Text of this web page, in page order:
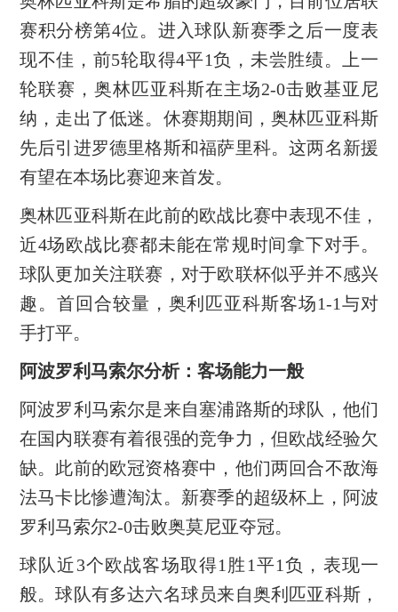
赛积分榜第4位。进入球队新赛季之后一度表
现不佳，前5轮取得4平1负，未尝胜绩。上一
轮联赛，奥林匹亚科斯在主场2-0击败基亚尼
纳，走出了低迷。休赛期期间，奥林匹亚科斯
先后引进罗德里格斯和福萨里科。这两名新援
有望在本场比赛迎来首发。
奥林匹亚科斯在此前的欧战比赛中表现不佳，
近4场欧战比赛都未能在常规时间拿下对手。
球队更加关注联赛，对于欧联杯似乎并不感兴
趣。首回合较量，奥利匹亚科斯客场1-1与对
手打平。
阿波罗利马索尔分析：客场能力一般
阿波罗利马索尔是来自塞浦路斯的球队，他们
在国内联赛有着很强的竞争力，但欧战经验欠
缺。此前的欧冠资格赛中，他们两回合不敌海
法马卡比惨遭淘汰。新赛季的超级杯上，阿波
罗利马索尔2-0击败奥莫尼亚夺冠。
球队近3个欧战客场取得1胜1平1负，表现一
般。球队有多达六名球员来自奥利匹亚科斯，